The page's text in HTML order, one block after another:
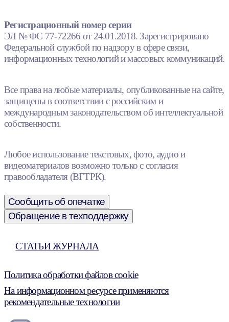
Регистрационный номер серии
ЭЛ № ФС 77-72266 от 24.01.2018. Зарегистрировано
Федеральной службой по надзору в сфере связи,
информационных технологий и массовых коммуникаций.
Все права на любые материалы, опубликованные на сайте,
защищены в соответствии с российским и
международным законодательством об интеллектуальной
собственности.
Любое использование текстовых, фото, аудио и
видеоматериалов возможно только с согласия
правообладателя (ВГТРК).
Сообщить об опечатке
Обращение в техподдержку
СТАТЬИ ЖУРНАЛА
Политика обработки файлов cookie
На информационном ресурсе применяются
рекомендательные технологии